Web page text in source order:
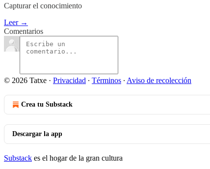
Capturar el conocimiento
Leer →
Comentarios
© 2026 Tatxe · Privacidad ∙ Términos ∙ Aviso de recolección
Crea tu Substack
Descargar la app
Substack es el hogar de la gran cultura